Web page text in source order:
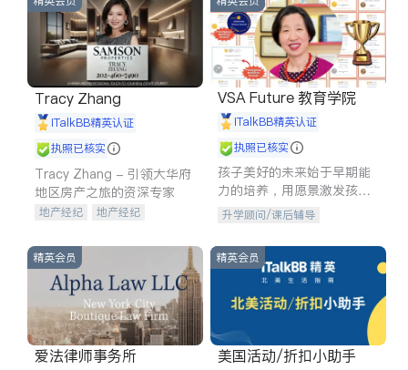
Tracy Zhang
iTalkBB精英认证
执照已核实
Tracy Zhang - 引领大华府
地区房产之旅的资深专家
地产经纪
地产经纪
商铺租售
VSA Future 教育学院
iTalkBB精英认证
执照已核实
孩子美好的未来始于早期能
力的培养，用愿景激发孩子
的学习潜力和动力。理念：
石。
升学顾问/课后辅导
精英会员
爱法律师事务所
精英会员
美国活动/折扣小助手